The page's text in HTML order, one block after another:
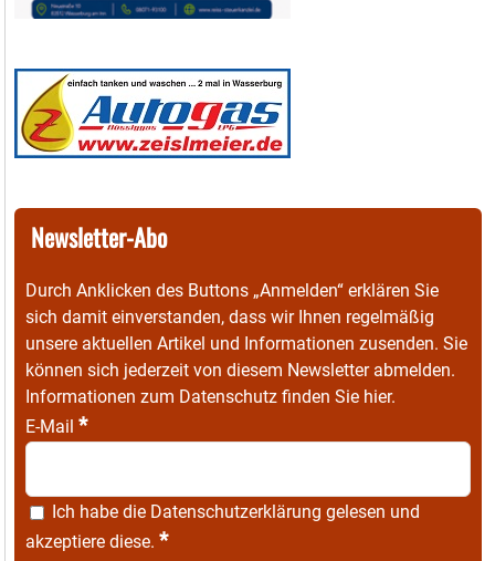
Newsletter-Abo
Durch Anklicken des Buttons „Anmelden“ erklären Sie
sich damit einverstanden, dass wir Ihnen regelmäßig
unsere aktuellen Artikel und Informationen zusenden. Sie
können sich jederzeit von diesem Newsletter abmelden.
Informationen zum Datenschutz finden Sie hier.
E-Mail *
Ich habe die Datenschutzerklärung gelesen und
akzeptiere diese. *